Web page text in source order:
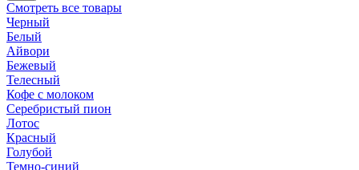
Смотреть все товары
Черный
Белый
Айвори
Бежевый
Телесный
Кофе с молоком
Серебристый пион
Лотос
Красный
Голубой
Темно-синий